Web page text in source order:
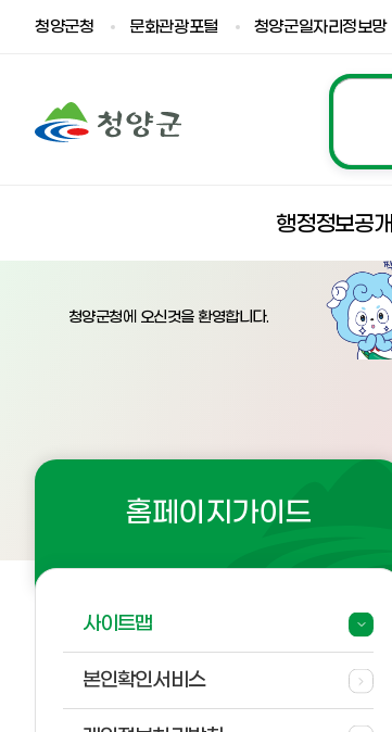
청양군청 문화관광포털 청양군일자리정보망
행정정보공개
청양군청에 오신것을 환영합니다.
홈페이지가이드
사이트맵
본인확인서비스